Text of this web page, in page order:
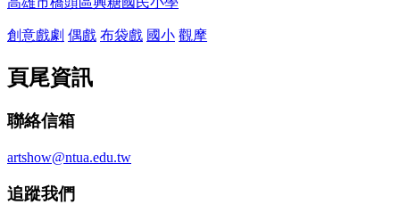
創意戲劇 偶戲 布袋戲 國小 觀摩
頁尾資訊
聯絡信箱
artshow@ntua.edu.tw
追蹤我們